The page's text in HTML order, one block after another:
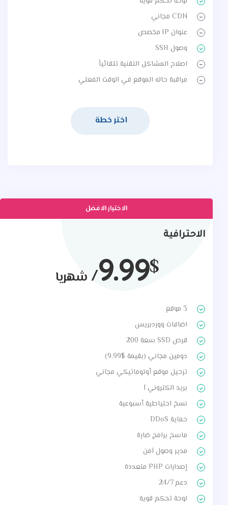
CDN مجاني
عنوان IP مخصص
وصول SSH
اصلاح المشاكل التقنية تلقائياً
مراقبة حاله الموقع في الوقت الفعلي
اختر خطة
الاختيار الافضل
الاحترافية
$
9.99
/ شهريا
3 موقع
اضافات ووردبريس
قرص SSD سعة 200
دومين مجاني (بقيمة $9.99)
ترحيل موقع أوتوماتيكي مجاني
بريد الكتروني 1
نسخ احتياطية أسبوعية
حماية DDoS
ماسح برامج ضارة
مدير وصول آمن
إصدارات PHP متعددة
دعم 24/7
لوحة تحكم قوية